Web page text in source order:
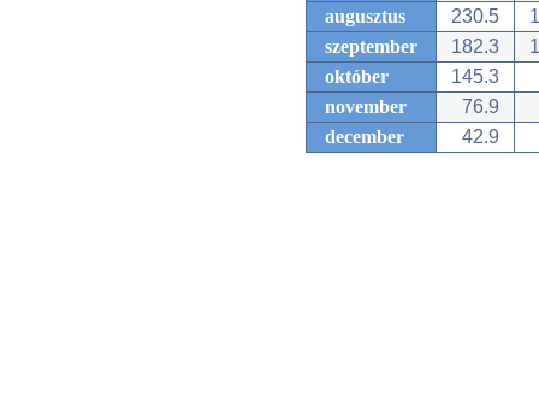
augusztus
230.5
szeptember
182.3
október
145.3
november
76.9
december
42.9